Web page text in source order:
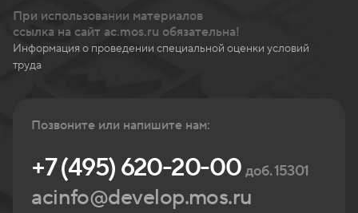
При использовании материалов
ссылка на сайт ac.mos.ru обязательна!
Информация о проведении специальной оценки условий
труда
Позвоните или напишите нам:
+7 (495) 620-20-00доб. 15301
acinfo@develop.mos.ru